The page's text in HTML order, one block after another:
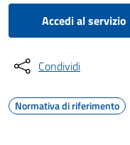
Accedi al servizio
Condividi
Normativa di riferimento